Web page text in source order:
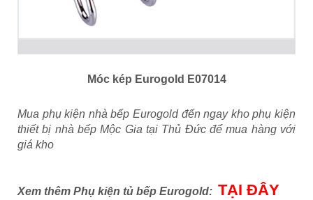
Móc kép Eurogold E07014
Mua phụ kiện nhà bếp Eurogold đến ngay kho phụ kiện
thiết bị nhà bếp Mộc Gia tại Thủ Đức để mua hàng với
giá kho
Xem thêm Phụ kiện tủ bếp Eurogold: TẠI ĐÂY